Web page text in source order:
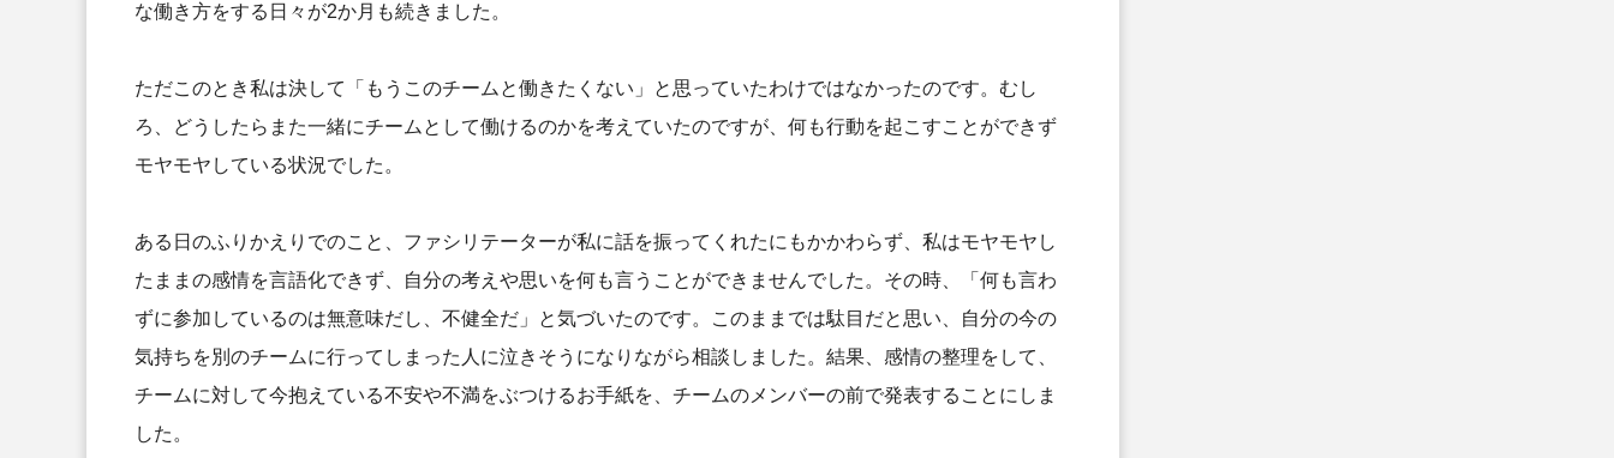
な働き方をする日々が2か月も続きました。
ただこのとき私は決して「もうこのチームと働きたくない」と思っていたわけではなかったのです。むし
ろ、どうしたらまた一緒にチームとして働けるのかを考えていたのですが、何も行動を起こすことができず
モヤモヤしている状況でした。
ある日のふりかえりでのこと、ファシリテーターが私に話を振ってくれたにもかかわらず、私はモヤモヤし
たままの感情を言語化できず、自分の考えや思いを何も言うことができませんでした。その時、「何も言わ
ずに参加しているのは無意味だし、不健全だ」と気づいたのです。このままでは駄目だと思い、自分の今の
気持ちを別のチームに行ってしまった人に泣きそうになりながら相談しました。結果、感情の整理をして、
チームに対して今抱えている不安や不満をぶつけるお手紙を、チームのメンバーの前で発表することにしま
した。